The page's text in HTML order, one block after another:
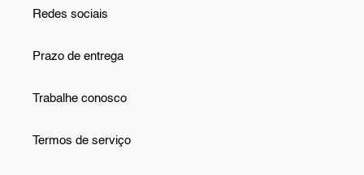
Redes sociais
Prazo de entrega
Trabalhe conosco
Termos de serviço